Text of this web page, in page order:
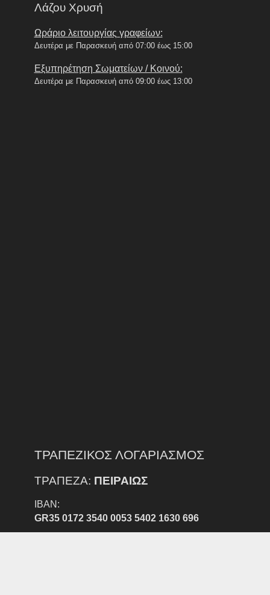
Λάζου Χρυσή
Ωράριο λειτουργίας γραφείων:
Δευτέρα με Παρασκευή από 07:00 έως 15:00
Εξυπηρέτηση Σωματείων / Κοινού:
Δευτέρα με Παρασκευή από 09:00 έως 13:00
ΤΡΑΠΕΖΙΚΟΣ ΛΟΓΑΡΙΑΣΜΟΣ
ΤΡΑΠΕΖΑ: ΠΕΙΡΑΙΩΣ
IBAN:
GR35 0172 3540 0053 5402 1630 696